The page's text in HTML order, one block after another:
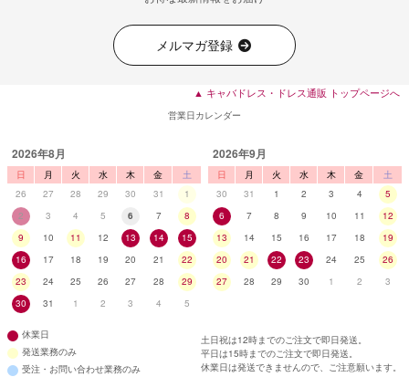
メルマガ登録
▲ キャバドレス・ドレス通販 トップページへ
営業日カレンダー
2026年8月
日 月 火 水 木 金
土
26
27 28 29 30 31
1
2
3 4 5 6 7
8
9
10 11 12 13 14
15
16
17 18 19 20 21
22
23
24 25 26 27 28
29
30
31 1 2 3 4 5
2026年9月
日 月 火 水 木 金
土
30
31 1 2 3 4
5
6
7 8 9 10 11
12
13
14 15 16 17 18
19
20
21 22 23 24 25
26
27
28 29 30 1 2 3
休業日
発送業務のみ
受注・お問い合わせ業務のみ
土日祝は12時までのご注文で即日発送。
平日は15時までのご注文で即日発送。
休業日は発送できませんので、ご注意願います。